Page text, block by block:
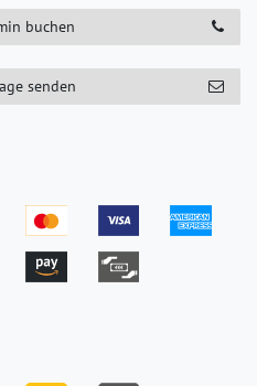
buchen
senden